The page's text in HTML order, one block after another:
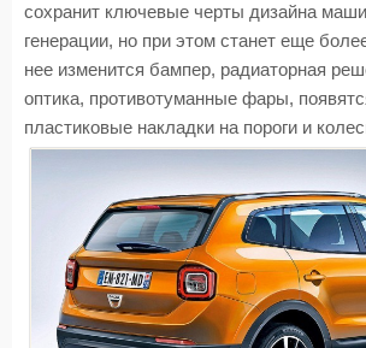
сохранит ключевые черты дизайна
генерации, но при этом станет еще
нее изменится бампер, радиаторная
оптика, противотуманные фары,
пластиковые накладки на пороги и